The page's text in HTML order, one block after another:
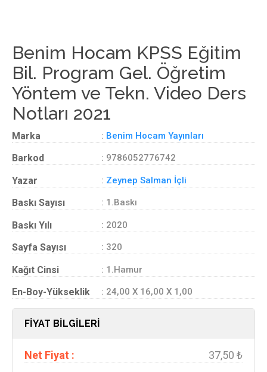
Benim Hocam KPSS Eğitim
Bil. Program Gel. Öğretim
Yöntem ve Tekn. Video Ders
Notları 2021
Marka : Benim Hocam Yayınları
Barkod : 9786052776742
Yazar : Zeynep Salman İçli
Baskı Sayısı : 1.Baskı
Baskı Yılı : 2020
Sayfa Sayısı : 320
Kağıt Cinsi : 1.Hamur
En-Boy-Yükseklik : 24,00 X 16,00 X 1,00
FİYAT BİLGİLERİ
Net Fiyat :
37,50 ₺